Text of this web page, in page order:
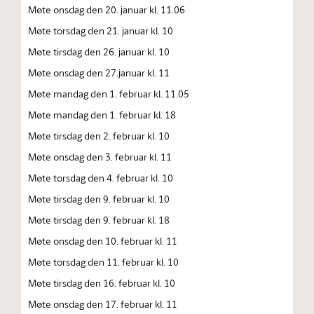
Møte onsdag den 20. januar kl. 11.06
Møte torsdag den 21. januar kl. 10
Møte tirsdag den 26. januar kl. 10
Møte onsdag den 27.januar kl. 11
Møte mandag den 1. februar kl. 11.05
Møte mandag den 1. februar kl. 18
Møte tirsdag den 2. februar kl. 10
Møte onsdag den 3. februar kl. 11
Møte torsdag den 4. februar kl. 10
Møte tirsdag den 9. februar kl. 10
Møte tirsdag den 9. februar kl. 18
Møte onsdag den 10. februar kl. 11
Møte torsdag den 11. februar kl. 10
Møte tirsdag den 16. februar kl. 10
Møte onsdag den 17. februar kl. 11